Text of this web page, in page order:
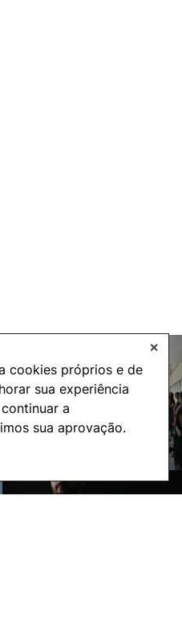
cookies próprios e de
sua experiência
a
sua aprovação.
✕
Alumni